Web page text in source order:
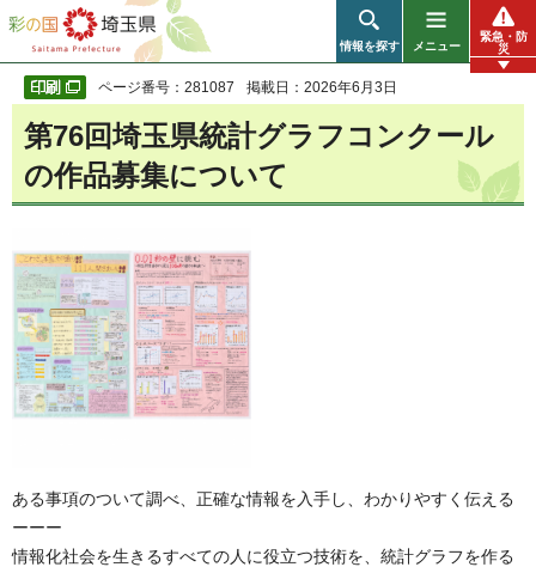
彩の国 埼玉県
情報を探す メニュー
緊急・防
災
ページ番号：281087 掲載日：2026年6月3日
第76回埼玉県統計グラフコンクール
の作品募集について
ある事項のついて調べ、正確な情報を入手し、わかりやすく伝える
ーーー
情報化社会を生きるすべての人に役立つ技術を、統計グラフを作る